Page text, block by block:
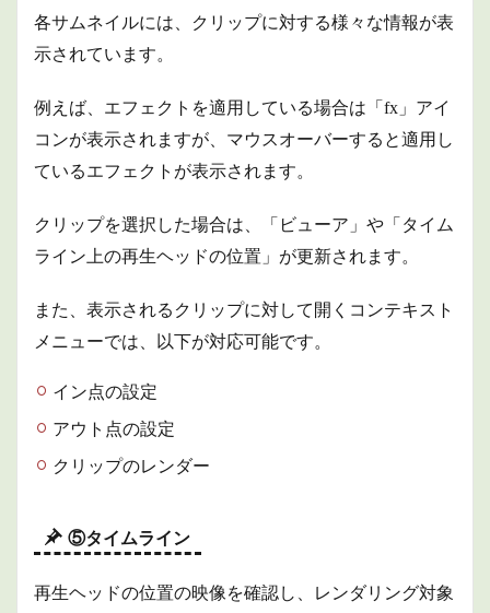
各サムネイルには、クリップに対する様々な情報が表
示されています。
例えば、エフェクトを適用している場合は「fx」アイ
コンが表示されますが、マウスオーバーすると適用し
ているエフェクトが表示されます。
クリップを選択した場合は、「ビューア」や「タイム
ライン上の再生ヘッドの位置」が更新されます。
また、表示されるクリップに対して開くコンテキスト
メニューでは、以下が対応可能です。
イン点の設定
アウト点の設定
クリップのレンダー
⑤タイムライン
再生ヘッドの位置の映像を確認し、レンダリング対象